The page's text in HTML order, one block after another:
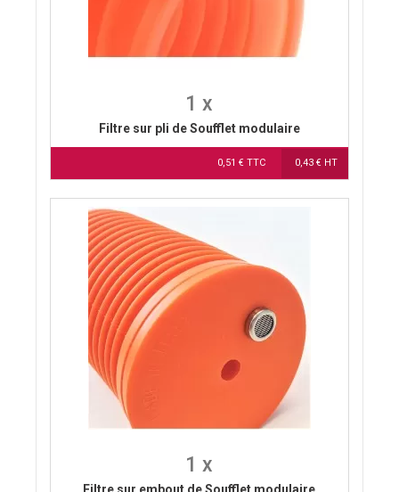
1 x
Filtre sur pli de Soufflet modulaire
0,51 € TTC 0,43 € HT
1 x